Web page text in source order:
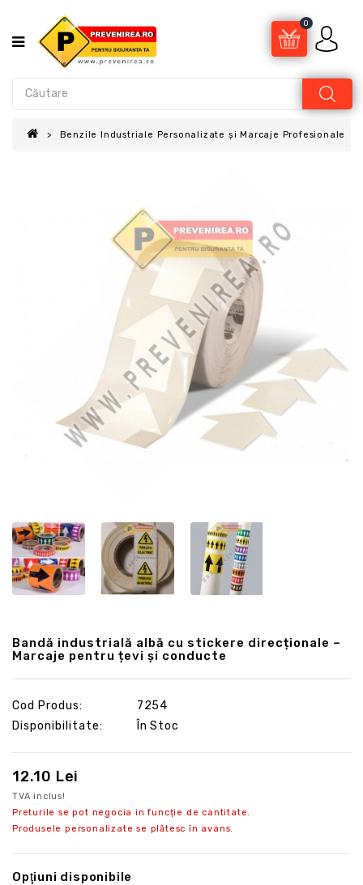
0
Benzile Industriale Personalizate și Marcaje Profesionale
Bandă industrială albă cu stickere direcționale –
Marcaje pentru țevi și conducte
Cod Produs:
7254
Disponibilitate:
În Stoc
12.10 Lei
TVA inclus!
Preturile se pot negocia in funcție de cantitate.
Produsele personalizate se plătesc în avans.
Opţiuni disponibile